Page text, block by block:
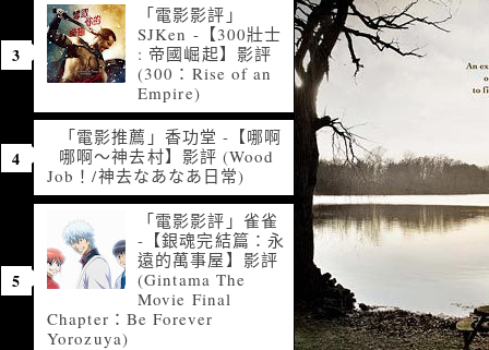
「電影影評」
SJKen -【300壯士
: 帝國崛起】影評
(300：Rise of an
Empire)
「電影推薦」香功堂 -【哪啊
哪啊～神去村】影評 (Wood
Job！/神去なあなあ日常)
「電影影評」雀雀
-【銀魂完結篇：永
遠的萬事屋】影評
(Gintama The
Movie Final
Chapter：Be Forever
Yorozuya)